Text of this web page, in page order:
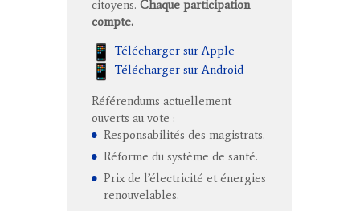
citoyens. Chaque participation
compte.
Télécharger sur Apple
Télécharger sur Android
Référendums actuellement
ouverts au vote :
Responsabilités des magistrats.
Réforme du système de santé.
Prix de l’électricité et énergies
renouvelables.